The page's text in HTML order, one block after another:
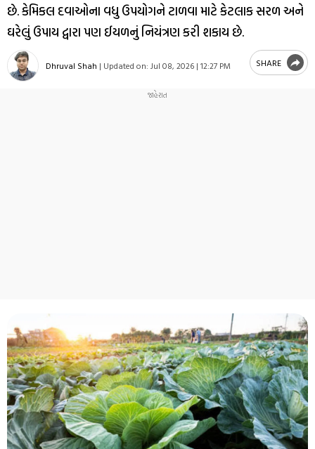
છે. કેમિકલ દવાઓના વધુ ઉપયોગને ટાળવા માટે કેટલાક સરળ અને
ઘરેલું ઉપાય દ્વારા પણ ઈયળનું નિયંત્રણ કરી શકાય છે.
Dhruval Shah | Updated on: Jul 08, 2026 | 12:27 PM SHARE